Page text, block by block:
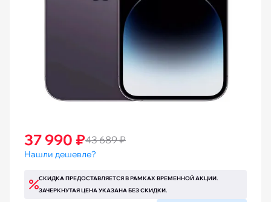
37 990 ₽43 689 ₽
Нашли дешевле?
СКИДКА ПРЕДОСТАВЛЯЕТСЯ В РАМКАХ ВРЕМЕННОЙ АКЦИИ.
ЗАЧЕРКНУТАЯ ЦЕНА УКАЗАНА БЕЗ СКИДКИ.